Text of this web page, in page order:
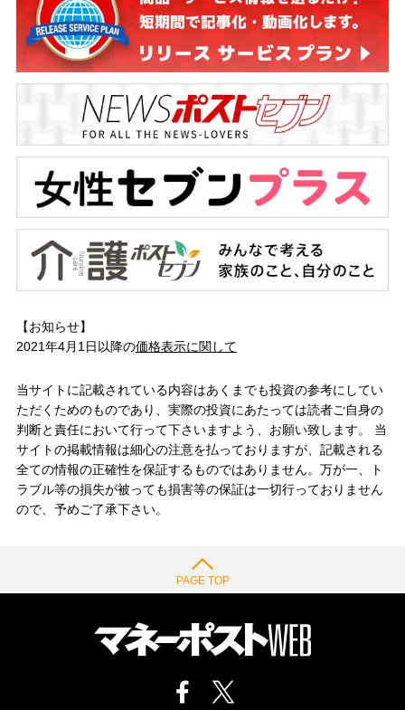
【お知らせ】
2021年4月1日以降の価格表示に関して
当サイトに記載されている内容はあくまでも投資の参考にしてい
ただくためのものであり、実際の投資にあたっては読者ご自身の
判断と責任において行って下さいますよう、お願い致します。 当
サイトの掲載情報は細心の注意を払っておりますが、記載される
全ての情報の正確性を保証するものではありません。万が一、ト
ラブル等の損失が被っても損害等の保証は一切行っておりません
ので、予めご了承下さい。
PAGE TOP